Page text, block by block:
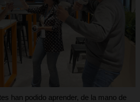
han podido aprender, de la mano de